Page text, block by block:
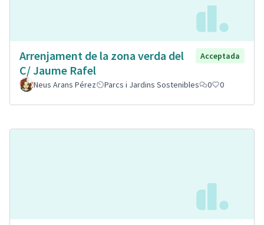
Arrenjament de la zona verda del
C/ Jaume Rafel
Acceptada
Neus Arans Pérez Parcs i Jardins Sostenibles 0 0